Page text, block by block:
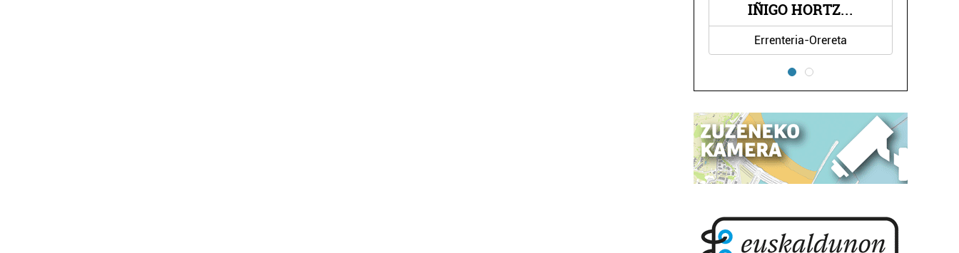
IÑIGO HORTZ...
Errenteria-Orereta